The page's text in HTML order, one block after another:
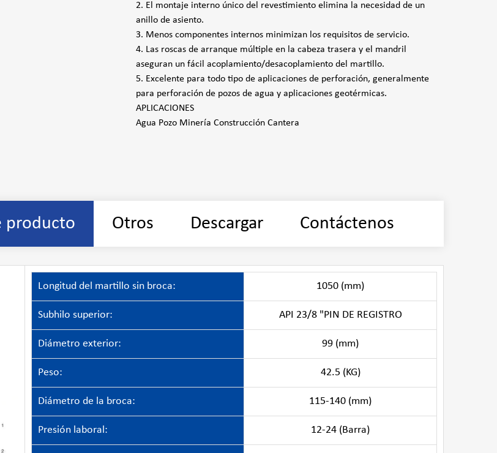
2. El montaje interno único del revestimiento elimina la necesidad de un
anillo de asiento.
3. Menos componentes internos minimizan los requisitos de servicio.
4. Las roscas de arranque múltiple en la cabeza trasera y el mandril
aseguran un fácil acoplamiento/desacoplamiento del martillo.
5. Excelente para todo tipo de aplicaciones de perforación, generalmente
para perforación de pozos de agua y aplicaciones geotérmicas.
APLICACIONES
Agua Pozo Minería Construcción Cantera
producto Otros Descargar Contáctenos
Longitud del martillo sin broca: 1050 (mm)
Subhilo superior: API 23/8 "PIN DE REGISTRO
Diámetro exterior: 99 (mm)
Peso: 42.5 (KG)
Diámetro de la broca: 115-140 (mm)
Presión laboral: 12-24 (Barra)